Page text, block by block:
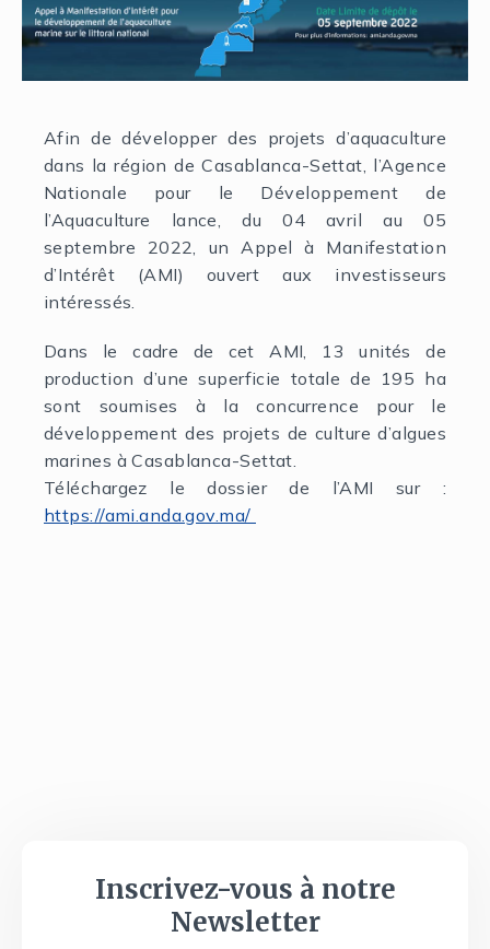
Afin de développer des projets d’aquaculture
dans la région de Casablanca-Settat, l’Agence
Nationale pour le Développement de
l’Aquaculture lance, du 04 avril au 05
septembre 2022, un Appel à Manifestation
d’Intérêt (AMI) ouvert aux investisseurs
intéressés.
Dans le cadre de cet AMI, 13 unités de
production d’une superficie totale de 195 ha
sont soumises à la concurrence pour le
développement des projets de culture d’algues
marines à Casablanca-Settat.
Téléchargez le dossier de l’AMI sur :
https://ami.anda.gov.ma/
Inscrivez-vous à notre
Newsletter